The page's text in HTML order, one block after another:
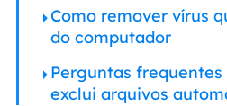
Como remover vírus
do computador
Perguntas frequentes
exclui arquivos